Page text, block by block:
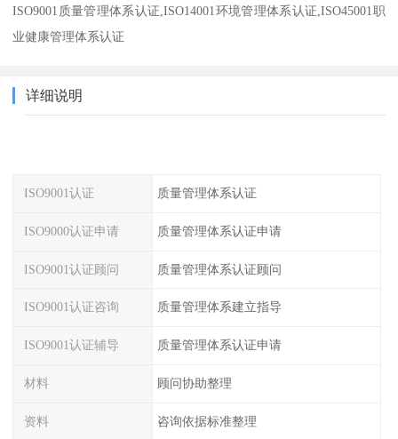
ISO9001质量管理体系认证,ISO14001环境管理体系认证,ISO45001职
业健康管理体系认证
详细说明
ISO9001认证 质量管理体系认证
ISO9000认证申请 质量管理体系认证申请
ISO9001认证顾问 质量管理体系认证顾问
ISO9001认证咨询 质量管理体系建立指导
ISO9001认证辅导 质量管理体系认证申请
材料 顾问协助整理
资料 咨询依据标准整理